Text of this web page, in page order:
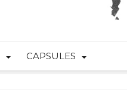
CAPSULES